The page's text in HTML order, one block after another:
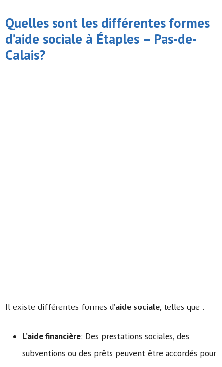
Quelles sont les différentes formes
d’aide sociale à Étaples – Pas-de-
Calais?
Il existe différentes formes d’aide sociale, telles que :
L’aide financière: Des prestations sociales, des
subventions ou des prêts peuvent être accordés pour